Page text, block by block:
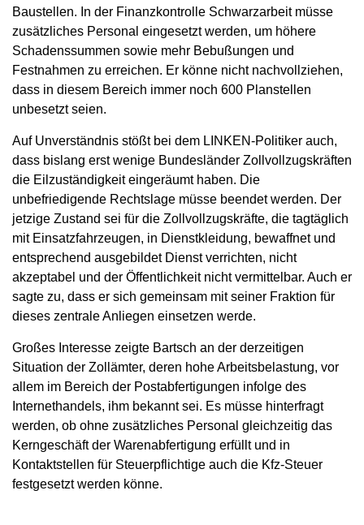
Baustellen. In der Finanzkontrolle Schwarzarbeit müsse
zusätzliches Personal eingesetzt werden, um höhere
Schadenssummen sowie mehr Bebußungen und
Festnahmen zu erreichen. Er könne nicht nachvollziehen,
dass in diesem Bereich immer noch 600 Planstellen
unbesetzt seien.
Auf Unverständnis stößt bei dem LINKEN-Politiker auch,
dass bislang erst wenige Bundesländer Zollvollzugskräften
die Eilzuständigkeit eingeräumt haben. Die
unbefriedigende Rechtslage müsse beendet werden. Der
jetzige Zustand sei für die Zollvollzugskräfte, die tagtäglich
mit Einsatzfahrzeugen, in Dienstkleidung, bewaffnet und
entsprechend ausgebildet Dienst verrichten, nicht
akzeptabel und der Öffentlichkeit nicht vermittelbar. Auch er
sagte zu, dass er sich gemeinsam mit seiner Fraktion für
dieses zentrale Anliegen einsetzen werde.
Großes Interesse zeigte Bartsch an der derzeitigen
Situation der Zollämter, deren hohe Arbeitsbelastung, vor
allem im Bereich der Postabfertigungen infolge des
Internethandels, ihm bekannt sei. Es müsse hinterfragt
werden, ob ohne zusätzliches Personal gleichzeitig das
Kerngeschäft der Warenabfertigung erfüllt und in
Kontaktstellen für Steuerpflichtige auch die Kfz-Steuer
festgesetzt werden könne.